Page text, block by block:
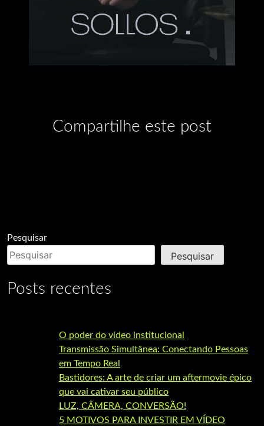
Compartilhe este post
Pesquisar
Pesquisar
Posts recentes
O poder do vídeo institucional
Transmissão Simultânea: Conectando Pessoas
em Tempo Real
Bastidores: A arte de criar um aftermovie épico
que vai cativar seu público
LUZ, CÂMERA, CONVERSÃO!
5 MOTIVOS PARA INVESTIR EM VÍDEO